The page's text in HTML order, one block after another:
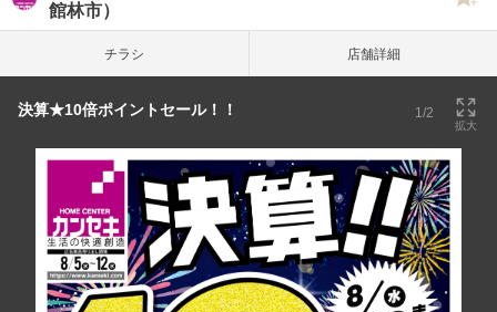
館林市）
チラシ 店舗詳細
決算★10倍ポイントセール！！ 1/2
拡大